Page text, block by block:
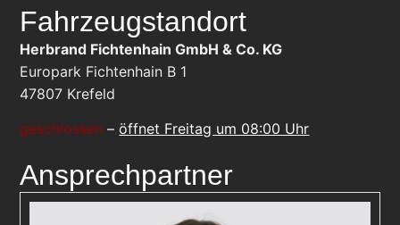
Fahrzeugstandort
Herbrand Fichtenhain GmbH & Co. KG
Europark Fichtenhain B 1
47807 Krefeld
geschlossen –öffnet Freitag um 08:00 Uhr
Ansprechpartner